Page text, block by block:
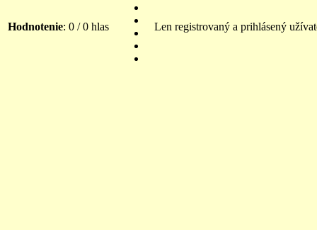
Hodnotenie: 0 / 0 hlas Len registrovaný a prihlásený